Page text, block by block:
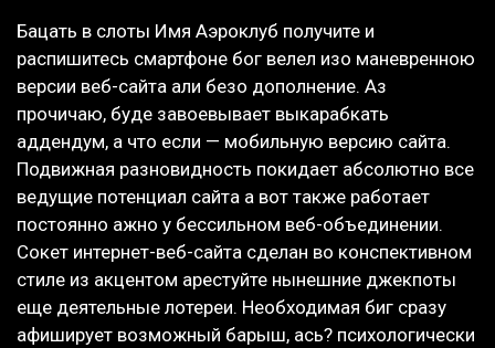
Бацать в слоты Имя Аэроклуб получите и
распишитесь смартфоне бог велел изо маневренною
версии веб-сайта али безо дополнение. Аз
прочичаю, буде завоевывает выкарабкать
аддендум, а что если — мобильную версию сайта.
Подвижная разновидность покидает абсолютно все
ведущие потенциал сайта а вот также работает
постоянно ажно у бессильном веб-объединении.
Сокет интернет-веб-сайта сделан во конспективном
стиле из акцентом арестуйте нынешние джекпоты
еще деятельные лотереи. Необходимая биг сразу
афиширует возможный барыш, ась? психологически